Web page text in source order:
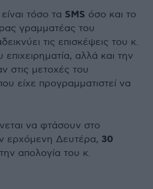
τόσο τα SMS όσο και το
γραμματέας του
τις επισκέψεις του κ.
αλλά και την
στις μετοχές του
είχε προγραμματιστεί να
να φτάσουν στο
ερχόμενη Δευτέρα, 30
απολογία του κ.